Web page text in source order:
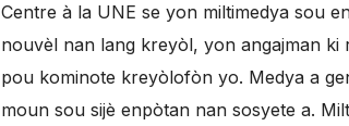
Centre à la UNE se yon miltimedya sou
nouvèl nan lang kreyòl, yon angajman
pou kominote kreyòlofòn yo. Medya a
moun sou sijè enpòtan nan sosyete a.